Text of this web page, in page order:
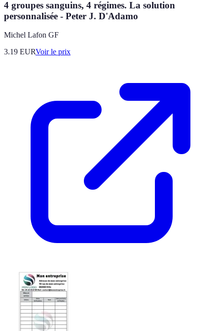
4 groupes sanguins, 4 régimes. La solution
personnalisée - Peter J. D'Adamo
Michel Lafon GF
3.19 EURVoir le prix